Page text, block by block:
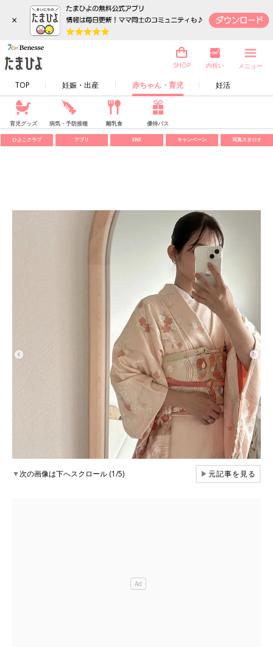
×
TOP 妊娠・出産 赤ちゃん・育児 妊活
SHOP 内祝い メニュー
育児グッズ 病気・予防接種 離乳食 優待パス
ひよこクラブ アプリ SNS キャンペーン 写真スタジオ
▼次の画像は下へスクロール (1/5) ▶元記事を見る